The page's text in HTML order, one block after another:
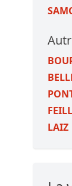
LAIZ